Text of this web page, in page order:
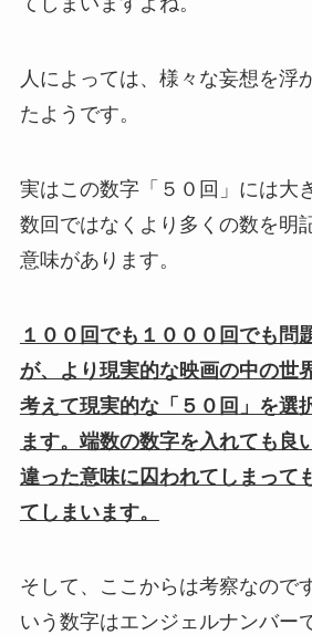
人によっては、様々な妄想を浮
たようです。
実はこの数字「５０回」には大
数回ではなくより多くの数を明
意味があります。
１００回でも１０００回でも問
が、より現実的な映画の中の世
考えて現実的な「５０回」を選
ます。端数の数字を入れても良
違った意味に囚われてしまって
てしまいます。
そして、ここからは考察なので
いう数字はエンジェルナンバー